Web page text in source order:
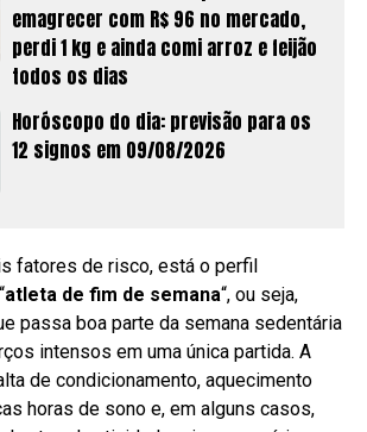
emagrecer com R$ 96 no mercado,
perdi 1 kg e ainda comi arroz e feijão
todos os dias
Horóscopo do dia: previsão para os
12 signos em 09/08/2026
fatores de risco, está o perfil
atleta de fim de semana“, ou seja,
passa boa parte da semana sedentária
intensos em uma única partida. A
de condicionamento, aquecimento
horas de sono e, em alguns casos,